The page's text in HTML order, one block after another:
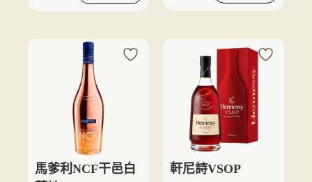
馬爹利NCF干邑白
軒尼詩VSOP